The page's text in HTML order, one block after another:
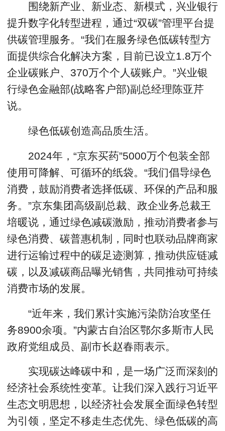
围绕新产业、新业态、新模式，兴业银行
提升数字化转型进程，通过“双碳”管理平台提
供碳管理服务。“我们在服务绿色低碳转型方
面提供综合化解决方案，目前已设立1.8万个
企业碳账户、370万个个人碳账户。”兴业银
行绿色金融部(战略客户部)副总经理陈亚芹
说。
绿色低碳创造高品质生活。
2024年，“京东买药”5000万个包装全部
使用可降解、可循环的纸袋。“我们倡导绿色
消费，鼓励消费者选择低碳、环保的产品和服
务。”京东集团高级副总裁、政企业务总裁王
培暖说，通过绿色减碳激励，推动消费者参与
绿色消费、碳普惠机制，同时也联动品牌商家
进行运输过程中的碳足迹测算，推动供应链减
碳，以及减碳商品曝光销售，共同推动可持续
消费市场的发展。
“近年来，我们累计实施污染防治攻坚任
务8900余项。”内蒙古自治区鄂尔多斯市人民
政府党组成员、副市长赵春雨表示。
实现碳达峰碳中和，是一场广泛而深刻的
经济社会系统性变革。让我们深入践行习近平
生态文明思想，以经济社会发展全面绿色转型
为引领，坚定不移走生态优先、绿色低碳的高